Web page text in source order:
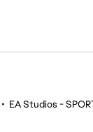
• EA Studios -